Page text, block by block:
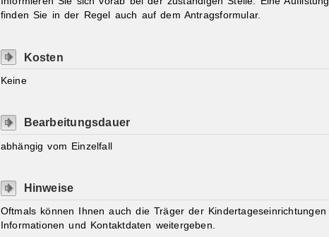
finden Sie in der Regel auch auf dem Antragsformular.
Kosten
Keine
Bearbeitungsdauer
abhängig vom Einzelfall
Hinweise
Oftmals können Ihnen auch die Träger der Kindertageseinrichtungen
Informationen und Kontaktdaten weitergeben.